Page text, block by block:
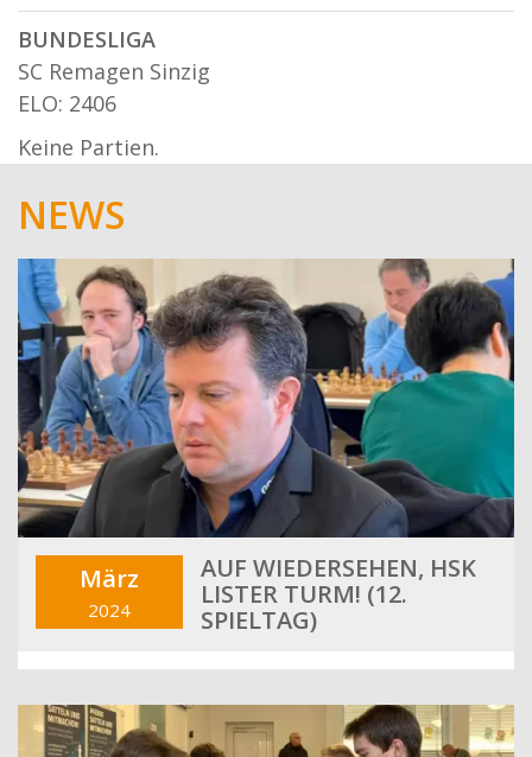
BUNDESLIGA
SC Remagen Sinzig
ELO: 2406
Keine Partien.
NEWS
März
2024
AUF WIEDERSEHEN, HSK
LISTER TURM! (12.
SPIELTAG)